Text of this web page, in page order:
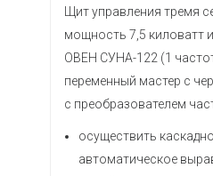
Щит управления тремя
мощность 7,5 киловатт
ОВЕН СУНА-122 (1
переменный мастер с
с преобразователем
осуществить
автоматическое